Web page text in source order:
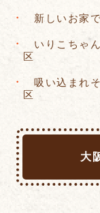
新しいお家
いりこちゃ
区
吸い込まれ
区
大